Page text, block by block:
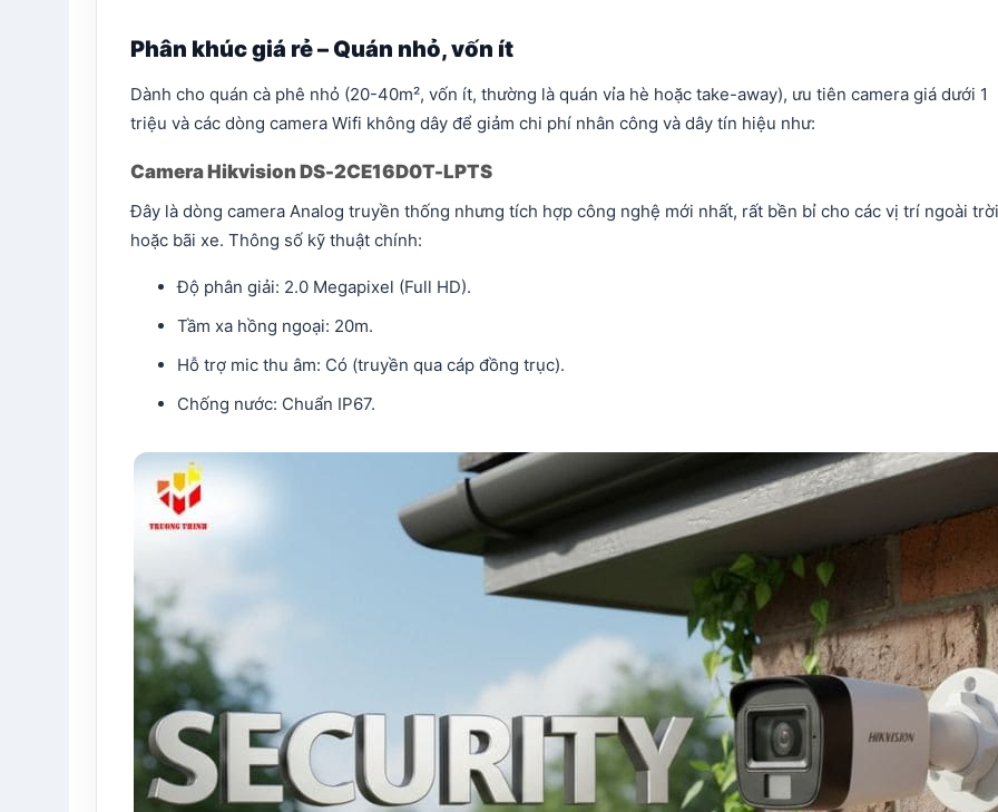
Phân khúc giá rẻ – Quán nhỏ, vốn ít
Dành cho quán cà phê nhỏ (20-40m², vốn ít, thường là quán vỉa hè hoặc take-away), ưu tiên camera giá dưới 1
triệu và các dòng camera Wifi không dây để giảm chi phí nhân công và dây tín hiệu như:
Camera Hikvision DS-2CE16D0T-LPTS
Đây là dòng camera Analog truyền thống nhưng tích hợp công nghệ mới nhất, rất bền bỉ cho các vị trí ngoài trời
hoặc bãi xe. Thông số kỹ thuật chính:
Độ phân giải: 2.0 Megapixel (Full HD).
Tầm xa hồng ngoại: 20m.
Hỗ trợ mic thu âm: Có (truyền qua cáp đồng trục).
Chống nước: Chuẩn IP67.